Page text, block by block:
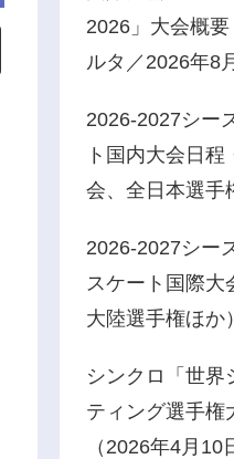
2026」大会概
ルタ／2026年8
2026-2027シー
ト国内大会日
会、全日本選手
2026-2027シー
スケート国際大
大陸選手権ほか）
シンクロ「世界
ティング選手権
（2026年4月